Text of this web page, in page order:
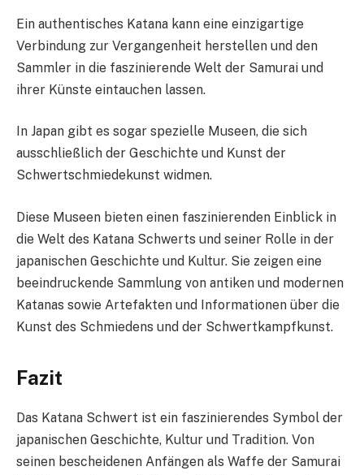
Ein authentisches Katana kann eine einzigartige
Verbindung zur Vergangenheit herstellen und den
Sammler in die faszinierende Welt der Samurai und
ihrer Künste eintauchen lassen.
In Japan gibt es sogar spezielle Museen, die sich
ausschließlich der Geschichte und Kunst der
Schwertschmiedekunst widmen.
Diese Museen bieten einen faszinierenden Einblick in
die Welt des Katana Schwerts und seiner Rolle in der
japanischen Geschichte und Kultur. Sie zeigen eine
beeindruckende Sammlung von antiken und modernen
Katanas sowie Artefakten und Informationen über die
Kunst des Schmiedens und der Schwertkampfkunst.
Fazit
Das Katana Schwert ist ein faszinierendes Symbol der
japanischen Geschichte, Kultur und Tradition. Von
seinen bescheidenen Anfängen als Waffe der Samurai